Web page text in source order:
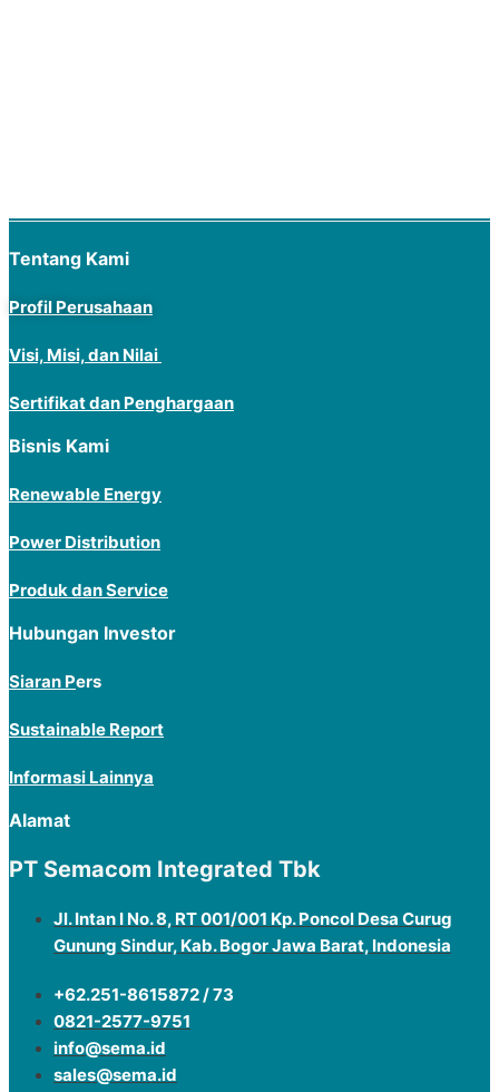
Tentang Kami
Profil Perusahaan
Visi, Misi, dan Nilai
Sertifikat dan Penghargaan
Bisnis Kami
Renewable Energy
Power Distribution
Produk dan Service
Hubungan Investor
Siaran Pers
Sustainable Report
Informasi Lainnya
Alamat
PT Semacom Integrated Tbk
Jl. Intan I No. 8, RT 001/001 Kp. Poncol Desa Curug
Gunung Sindur, Kab. Bogor Jawa Barat, Indonesia
+62.251-8615872 / 73
0821-2577-9751
info@sema.id
sales@sema.id